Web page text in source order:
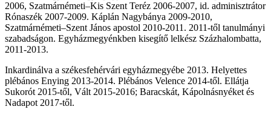
2006, Szatmárnémeti–Kis Szent Teréz 2006-2007, id. adminisztrátor
Rónaszék 2007-2009. Káplán Nagybánya 2009-2010,
Szatmárnémeti–Szent János apostol 2010-2011. 2011-től tanulmányi
szabadságon. Egyházmegyénkben kisegítő lelkész Százhalombatta,
2011-2013.
Inkardinálva a székesfehérvári egyházmegyébe 2013. Helyettes
plébános Enying 2013-2014. Plébános Velence 2014-től. Ellátja
Sukorót 2015-től, Vált 2015-2016; Baracskát, Kápolnásnyéket és
Nadapot 2017-től.